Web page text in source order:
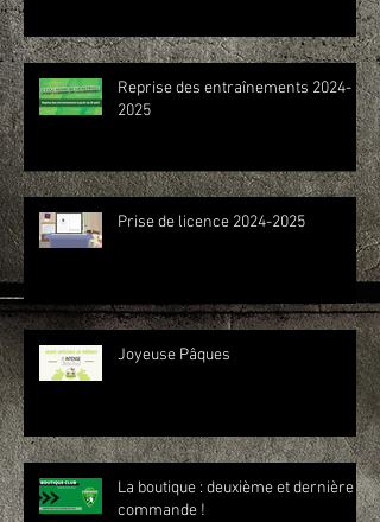
Reprise des entraînements 2024-
2025
Prise de licence 2024-2025
Joyeuse Pâques
La boutique : deuxième et dernière
commande !